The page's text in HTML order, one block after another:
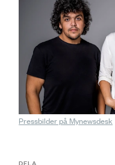
Pressbilder på Mynewsdesk
DELA